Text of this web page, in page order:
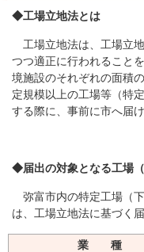
◆工場立地法とは
工場立地法は、工場立
つつ適正に行われること
境施設のそれぞれの面積
定規模以上の工場等（特
する際に、事前に市へ届
◆届出の対象となる工場（
弥富市内の特定工場（下
は、工場立地法に基づく
業 種